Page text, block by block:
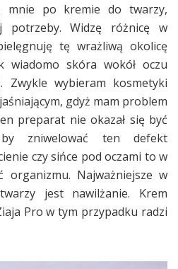
po kremie do twarzy,
potrzeby. Widzę różnicę w
tę wrażliwą okolicę
wiadomo skóra wokół oczu
Zwykle wybieram kosmetyki
gdyż mam problem
preparat nie okazał się być
zniwelować ten defekt
czy sińce pod oczami to w
organizmu. Najważniejsze w
jest nawilżanie. Krem
Pro w tym przypadku radzi